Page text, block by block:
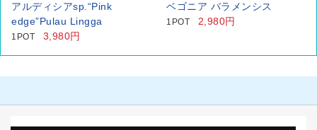
アルディシアsp.“Pink
edge”Pulau Lingga
1POT 3,980円
ベゴニア バラメンシス
1POT 2,980円